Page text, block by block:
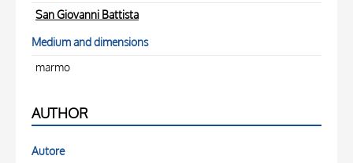
San Giovanni Battista
Medium and dimensions
marmo
AUTHOR
Autore